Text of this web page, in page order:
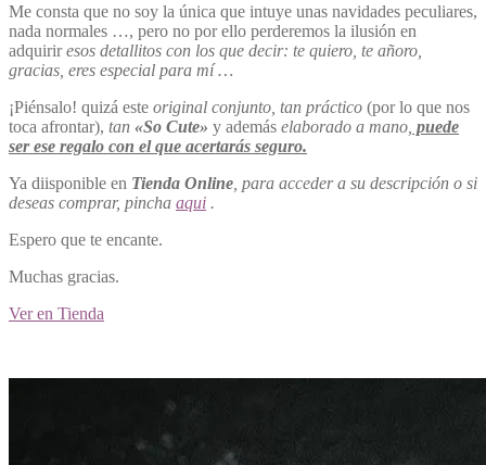
Me consta que no soy la única que intuye unas navidades peculiares,
nada normales …, pero no por ello perderemos la ilusión en
adquiriresos detallitos con los que decir: te quiero, te añoro,
gracias, eres especial para mí …
¡Piénsalo! quizá este original conjunto, tan práctico (por lo que nos
toca afrontar), tan «So Cute» y además elaborado a mano, puede
ser ese regalo con el que acertarás seguro.
Ya diisponible en Tienda Online , para acceder a su descripción o si
deseas comprar, pincha aqui .
Espero que te encante.
Muchas gracias.
Ver en Tienda